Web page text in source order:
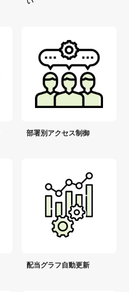
部署別アクセス制御
配当グラフ自動更新